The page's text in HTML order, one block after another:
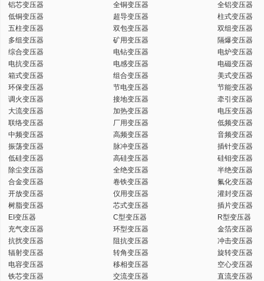
铝芯变压器
全铜变压器
全铝变压器
低铜变压器
超导变压器
柱式变压器
五柱变压器
双包变压器
双组变压器
多组变压器
矿用变压器
隔爆变压器
综合变压器
电钻变压器
电炉变压器
电抗变压器
电感变压器
电磁变压器
箱式变压器
组合变压器
美式变压器
环保变压器
节电变压器
节能变压器
调火变压器
接地变压器
牵引变压器
大流变压器
加热变压器
电压变压器
联络变压器
厂用变压器
低频变压器
中频变压器
高频变压器
音频变压器
振荡变压器
脉冲变压器
插针变压器
低硅变压器
高硅变压器
硅钼变压器
除尘变压器
全绝变压器
半绝变压器
合金变压器
卷铁变压器
氟化变压器
开放变压器
仪用变压器
灌封变压器
树脂变压器
芯式变压器
插片变压器
EI变压器
C型变压器
R型变压器
充气变压器
环型变压器
金箔变压器
抗扰变压器
阻抗变压器
冲击变压器
辐射变压器
转角变压器
旋转变压器
电容变压器
移相变压器
空心变压器
铁芯变压器
交流变压器
直流变压器